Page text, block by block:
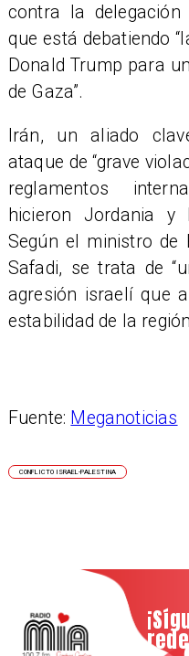
contra la delegación
que está debatiendo
Donald Trump para
de Gaza”.
Irán, un aliado
ataque de “grave
reglamentos
hicieron Jordania y
Según el ministro de
Safadi, se trata de
agresión israelí que
estabilidad de la
Fuente: Meganoticias
CONFLICTO ISRAEL-PALESTINA